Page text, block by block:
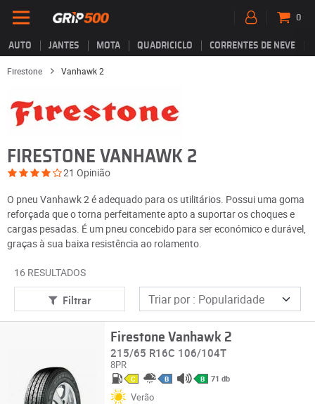
AUTO JANTES MOTA QUADRICICLO CORRENTES DE NEVE
0
Firestone Vanhawk 2
FIRESTONE VANHAWK 2
21 Opinião
O pneu Vanhawk 2 é adequado para os utilitários. Possui uma goma
reforçada que o torna perfeitamente apto a suportar os choques e
cargas pesadas. É um pneu concebido para ser económico e durável,
graças à sua baixa resistência ao rolamento.
16 RESULTADOS
Filtrar
Firestone Vanhawk 2
215/65 R16C 106/104T
8PR
C B B 71 db
Verão